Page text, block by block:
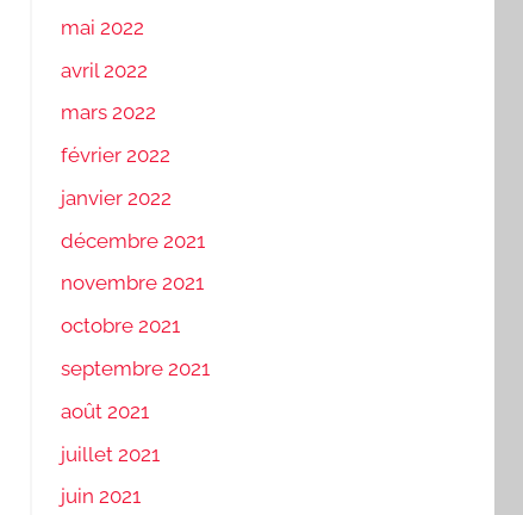
mai 2022
avril 2022
mars 2022
février 2022
janvier 2022
décembre 2021
novembre 2021
octobre 2021
septembre 2021
août 2021
juillet 2021
juin 2021